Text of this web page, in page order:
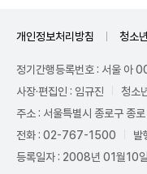
개인정보처리방침 청소
정기간행등록번호 : 서울 아
사장·편집인 : 임규진
청소
주소 : 서울특별시 종로구 종
전화 : 02-767-1500
발
등록일자 : 2008년 01월10일